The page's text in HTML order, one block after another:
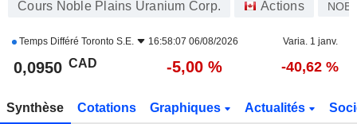
Cours Noble Plains Uranium Corp. Actions
Temps Différé Toronto S.E. 16:58:07 06/08/2026 Varia. 1 janv.
0,0950 CAD -5,00 % -40,62 %
Synthèse Cotations Graphiques Actualités